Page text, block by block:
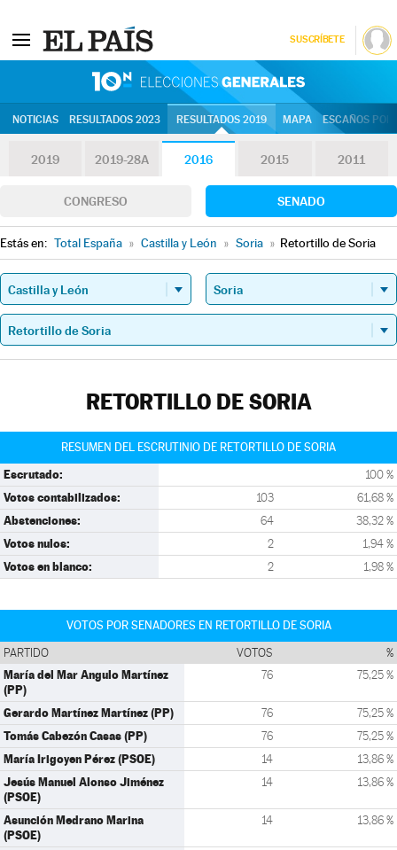
SUSCRÍBETE
NOTICIAS RESULTADOS 2023 RESULTADOS 2019 MAPA ESCAÑOS
2019 2019-28A 2016 2015 2011
CONGRESO SENADO
Estás en: Total España » Castilla y León » Soria » Retortillo de Soria
RETORTILLO DE SORIA
RESUMEN DEL ESCRUTINIO DE RETORTILLO DE SORIA
Escrutado: 100 %
Votos contabilizados: 103 61,68 %
Abstenciones: 64 38,32 %
Votos nulos: 2 1,94 %
Votos en blanco: 2 1,98 %
VOTOS POR SENADORES EN RETORTILLO DE SORIA
PARTIDO VOTOS %
María del Mar Angulo Martínez
(PP)
76 75,25 %
Gerardo Martínez Martínez (PP) 76 75,25 %
Tomás Cabezón Casas (PP) 76 75,25 %
María Irigoyen Pérez (PSOE) 14 13,86 %
Jesús Manuel Alonso Jiménez
(PSOE)
14 13,86 %
Asunción Medrano Marina
(PSOE)
14 13,86 %